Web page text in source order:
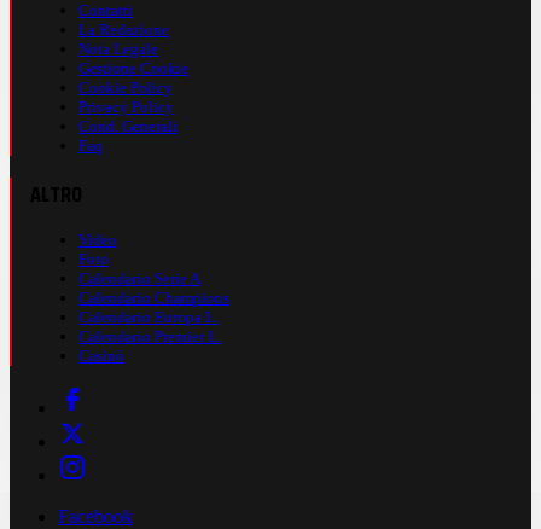
Contatti
La Redazione
Nota Legale
Gestione Cookie
Cookie Policy
Privacy Policy
Cond. Generali
Faq
Video
Foto
Calendario Serie A
Calendario Champions
Calendario Europa L.
Calendario Premier L.
Casinò
Facebook